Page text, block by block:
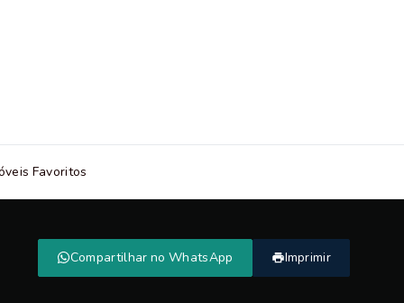
Favoritos
Compartilhar no WhatsApp Imprimir